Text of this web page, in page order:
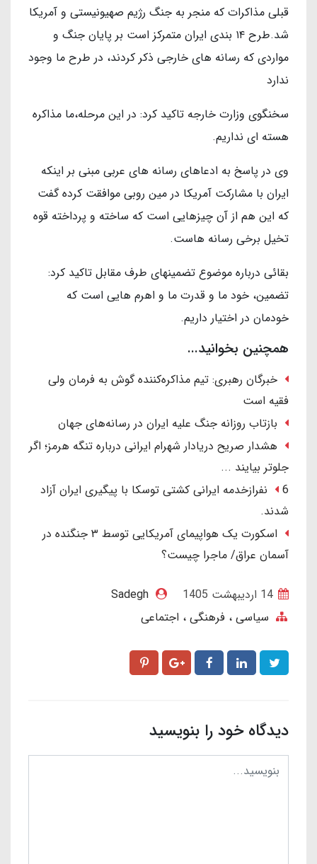
قبلی مذاکرات که منجر به جنگ رژیم صهیونیستی و آمریکا
شد.طرح ۱۴ بندی ایران متمرکز است بر پایان جنگ و
مواردی که رسانه های خارجی ذکر کردند، در طرح ما وجود
ندارد
سخنگوی وزارت خارجه تاکید کرد: در این مرحله،‌ما مذاکره
هسته ای نداریم.
وی در پاسخ به ادعاهای رسانه های عربی مبنی بر اینکه
ایران با مشارکت آمریکا در مین روبی موافقت کرده گفت
که این هم از آن چیزهایی است که ساخته و پرداخته قوه
تخیل برخی رسانه هاست.
بقائی درباره موضوع تضمینهای طرف مقابل تاکید کرد:
تضمین، خود ما و قدرت ما و اهرم هایی است که
خودمان در اختیار داریم.
همچنین بخوانید...
خبرگان رهبری: تیم مذاکره‌کننده گوش به فرمان ولی
فقیه است
بازتاب روزانه جنگ علیه ایران در رسانه‌های جهان
هشدار صریح دریادار شهرام ایرانی درباره تنگه هرمز؛ اگر
جلوتر بیایند ...
6 نفرازخدمه ایرانی کشتی توسکا با پیگیری ایران آزاد
شدند.
اسکورت یک هواپیمای آمریکایی توسط ۳ جنگنده در
آسمان عراق/ ماجرا چیست؟
Sadegh
سیاسی ، فرهنگی ، اجتماعی
دیدگاه خود را بنویسید